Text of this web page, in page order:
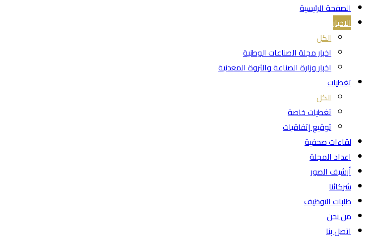
الصفحة الرئيسية
الاخبار
الكل
اخبار مجلة الصناعات الوطنية
اخبار وزارة الصناعة والثروة المعدنية
تغطيات
الكل
تغطيات خاصة
توقيع إتفاقيات
لقاءات صحفية
اعداد المجلة
أرشيف الصور
شركائنا
طلبات التوظيف
من نحن
اتصل بنا